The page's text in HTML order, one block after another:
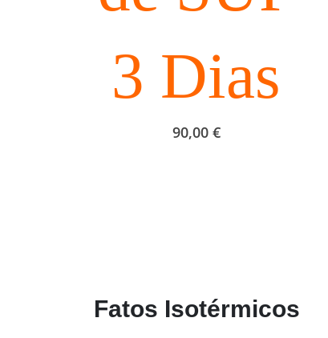
3 Dias
90,00 €
Fatos Isotérmicos